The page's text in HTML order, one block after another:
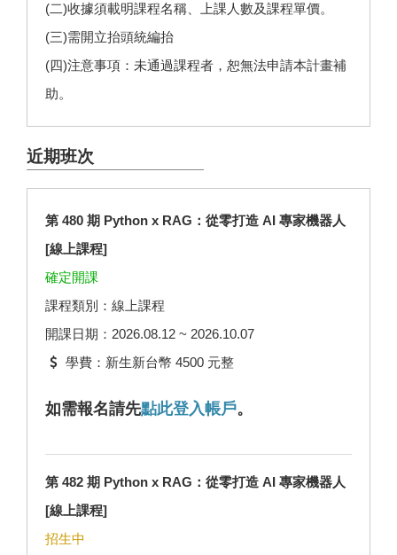
(二)收據須載明課程名稱、上課人數及課程單價。
(三)需開立抬頭統編抬
(四)注意事項：未通過課程者，恕無法申請本計畫補
助。
近期班次
第 480 期 Python x RAG：從零打造 AI 專家機器人
[線上課程]
確定開課
課程類別：線上課程
開課日期：2026.08.12 ~ 2026.10.07
學費：新生新台幣 4500 元整
如需報名請先點此登入帳戶。
第 482 期 Python x RAG：從零打造 AI 專家機器人
[線上課程]
招生中